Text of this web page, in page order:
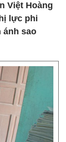
Việt Hoàng
lực phi
ánh sao